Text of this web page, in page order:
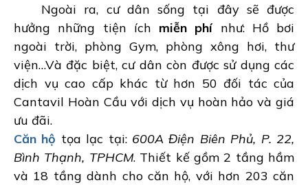
Ngoài ra, cư dân sống tại đây sẽ được
hưởng những tiện ích miễn phínhư: Hồ bơi
ngoài trời, phòng Gym, phòng xông hơi, thư
viện…Và đặc biệt, cư dân còn được sử dụng các
dịch vụ cao cấp khác từ hơn 50 đối tác của
Cantavil Hoàn Cầu với dịch vụ hoàn hảo và giá
ưu đãi.
Căn hộ tọa lạc tại: 600A Điện Biên Phủ, P. 22,
Bình Thạnh, TPHCM. Thiết kế gồm 2 tầng hầm
và 18 tầng dành cho căn hộ, với hơn 203 căn